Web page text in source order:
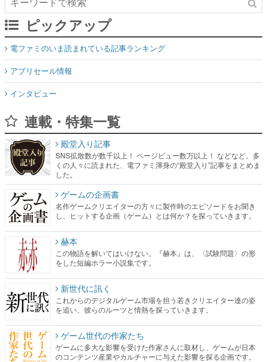
ピックアップ
電ファミのいま読まれている記事ランキング
アプリセール情報
インタビュー
連載・特集一覧
殿堂入り記事
SNS拡散数が数千以上！ ページビュー数万以上！ などなど。多
くの人々に読まれた、電ファミ渾身の“殿堂入り”記事をまとめま
した。
ゲームの企画書
名作ゲームクリエイターの方々に製作時のエピソードをお聞き
し、ヒットする企画（ゲーム）とは何か？を探っていきます。
赫本
この物語を解いてはいけない。『赫本』は、〈試験問題〉の形
をした短編ホラー小説集です。
新世代に訊く
これからのデジタルゲーム市場を担う若きクリエイター達の姿
を追い、彼らのルーツと情熱を探っていきます。
ゲーム世代の作家たち
ゲームに多大な影響を受けた作家さんに取材し、ゲームが日本
のコンテンツ産業やカルチャーに与えた影響を探る企画です。